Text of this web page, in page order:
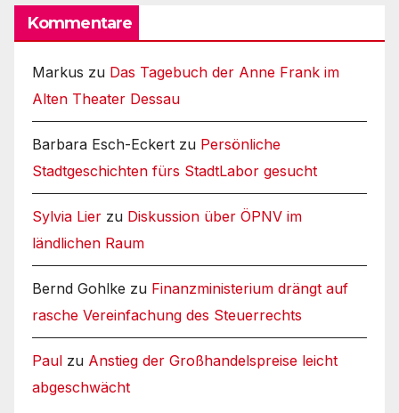
Kommentare
Markus zu Das Tagebuch der Anne Frank im
Alten Theater Dessau
Barbara Esch-Eckert zu Persönliche
Stadtgeschichten fürs StadtLabor gesucht
Sylvia Lier zu Diskussion über ÖPNV im
ländlichen Raum
Bernd Gohlke zu Finanzministerium drängt auf
rasche Vereinfachung des Steuerrechts
Paul zu Anstieg der Großhandelspreise leicht
abgeschwächt